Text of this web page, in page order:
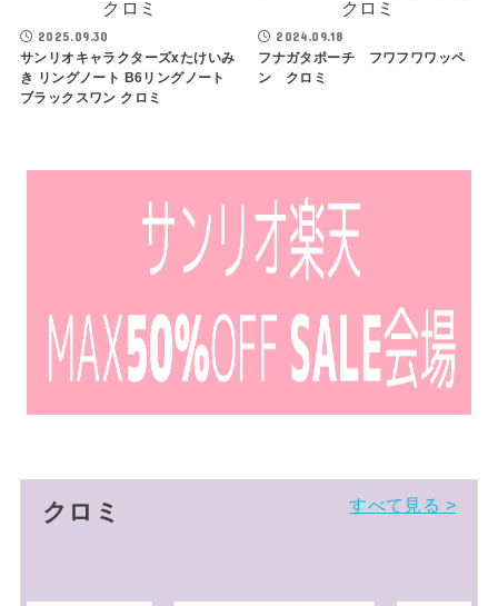
クロミ
2025.09.30
サンリオキャラクターズxたけいみ
き リングノート B6リングノート
ブラックスワン クロミ
クロミ
2024.09.18
フナガタポーチ フワフワワッペ
ン クロミ
クロミ すべて見る >